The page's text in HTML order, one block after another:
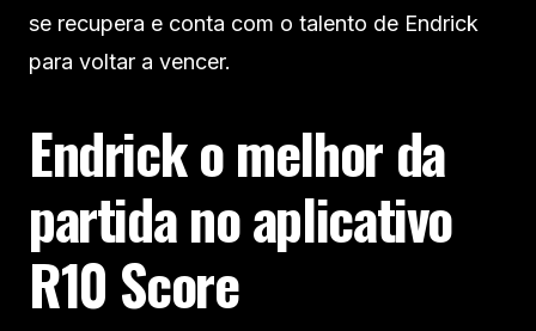
se recupera e conta com o talento de Endrick
para voltar a vencer.
Endrick o melhor da
partida no aplicativo
R10 Score